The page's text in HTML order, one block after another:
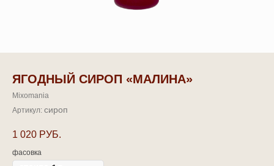
ЯГОДНЫЙ СИРОП «МАЛИНА»
Mixomania
Артикул: сироп
1 020 РУБ.
фасовка